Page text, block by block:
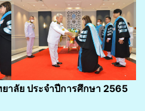
าลัย ประจำปีการศึกษา 2565